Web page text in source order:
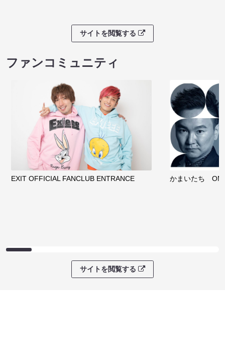
サイトを閲覧する
ファンコミュニティ
EXIT OFFICIAL FANCLUB ENTRANCE かまいたち
サイトを閲覧する